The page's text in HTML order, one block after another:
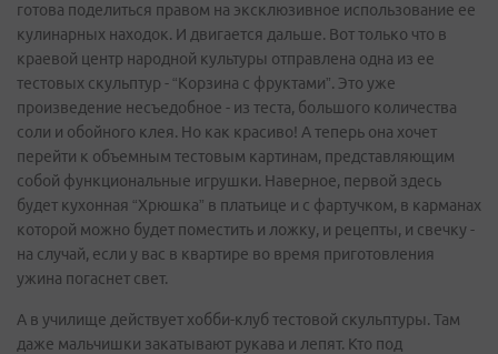
готова поделиться правом на эксклюзивное использование ее
кулинарных находок. И двигается дальше. Вот только что в
краевой центр народной культуры отправлена одна из ее
тестовых скульптур - “Корзина с фруктами”. Это уже
произведение несъедобное - из теста, большого количества
соли и обойного клея. Но как красиво! А теперь она хочет
перейти к объемным тестовым картинам, представляющим
собой функциональные игрушки. Наверное, первой здесь
будет кухонная “Хрюшка” в платьице и с фартучком, в карманах
которой можно будет поместить и ложку, и рецепты, и свечку -
на случай, если у вас в квартире во время приготовления
ужина погаснет свет.
А в училище действует хобби-клуб тестовой скульптуры. Там
даже мальчишки закатывают рукава и лепят. Кто под